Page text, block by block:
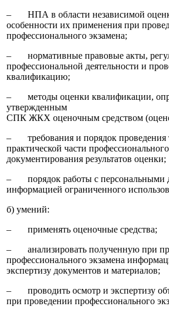
‒ НПА в области независимой
особенности их применения при
профессионального экзамена;
‒ нормативные правовые акты,
профессиональной деятельности и
квалификацию;
‒ методы оценки квалификации,
утвержденным
СПК ЖКХ оценочным средством
‒ требования и порядок проведения
практической части
документирования результатов оценки;
‒ порядок работы с персональными
информацией ограниченного
б) умений:
‒ применять оценочные средства;
‒ анализировать полученную при
профессионального экзамена
экспертизу документов и материалов;
‒ проводить осмотр и экспертизу
при проведении профессионального